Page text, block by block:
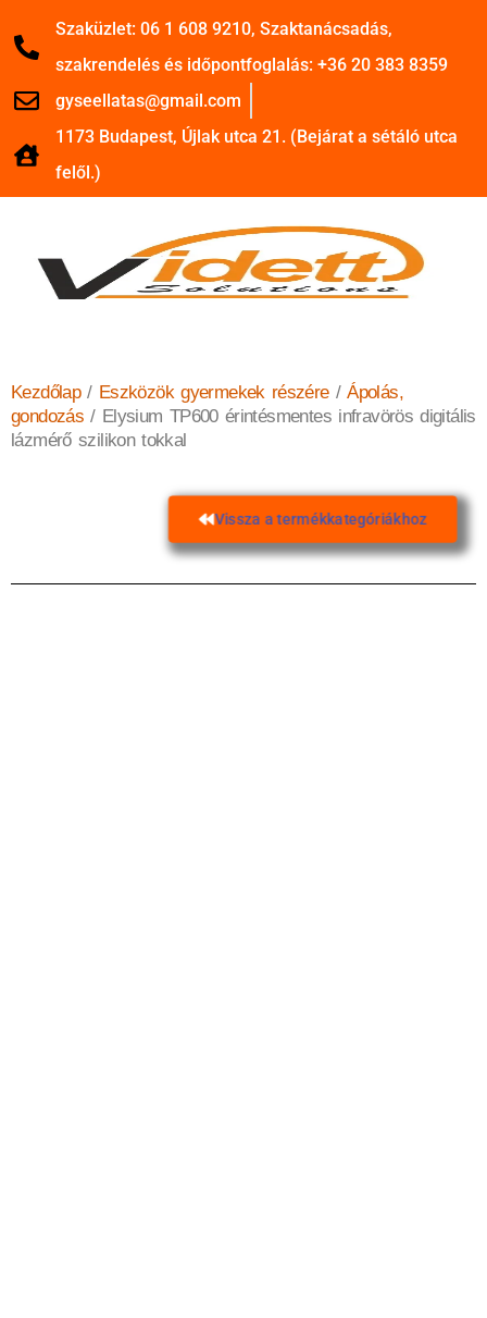
Szaküzlet: 06 1 608 9210, Szaktanácsadás,
szakrendelés és időpontfoglalás: +36 20 383 8359
gyseellatas@gmail.com
1173 Budapest, Újlak utca 21. (Bejárat a sétáló utca
felől.)
Kezdőlap/ Eszközök gyermekek részére/Ápolás,
gondozás / Elysium TP600 érintésmentes infravörös digitális
lázmérő szilikon tokkal
Vissza a termékkategóriákhoz